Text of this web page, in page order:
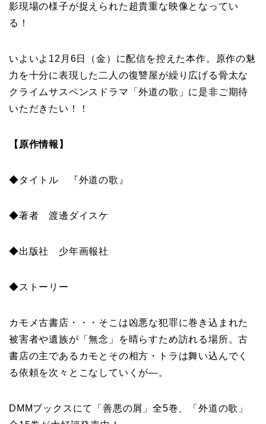
影現場の様子が捉えられた超貴重な映像となってい
る！
いよいよ12月6日（金）に配信を控えた本作。原作の魅
力を十分に表現した二人の復讐屋が繰り広げる骨太な
クライムサスペンスドラマ「外道の歌」に是非ご期待
いただきたい！！
【原作情報】
◆タイトル 『外道の歌』
◆著者 渡邊ダイスケ
◆出版社 少年画報社
◆ストーリー
カモメ古書店・・・そこは凶悪な犯罪に巻き込まれた
被害者や遺族が「無念」を晴らすため訪れる場所。古
書店の主であるカモとその相方・トラは舞い込んでく
る依頼を次々とこなしていくが―。
DMMブックスにて「善悪の屑」全5巻、「外道の歌」